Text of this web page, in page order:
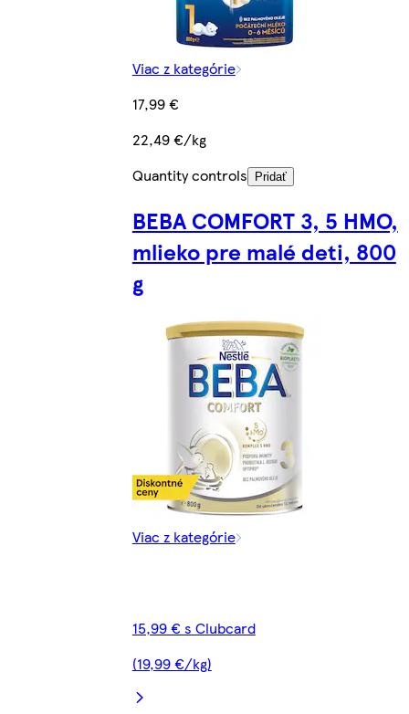
Viac z kategórie
17,99 €
22,49 €/kg
Quantity controls
Pridať
BEBA COMFORT 3, 5 HMO,
mlieko pre malé deti, 800
g
Viac z kategórie
15,99 € s Clubcard
(19,99 €/kg)